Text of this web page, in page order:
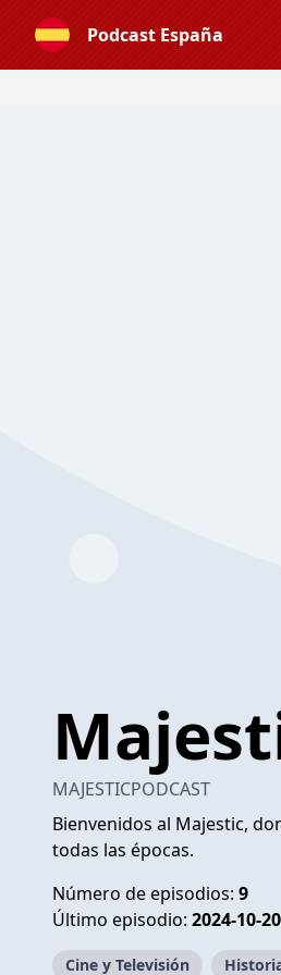
Podcast España
MAJESTICPODCAST
Bienvenidos al Majestic,
todas las épocas.
Número de episodios: 9
Último episodio: 2024-10-20
Cine y Televisión